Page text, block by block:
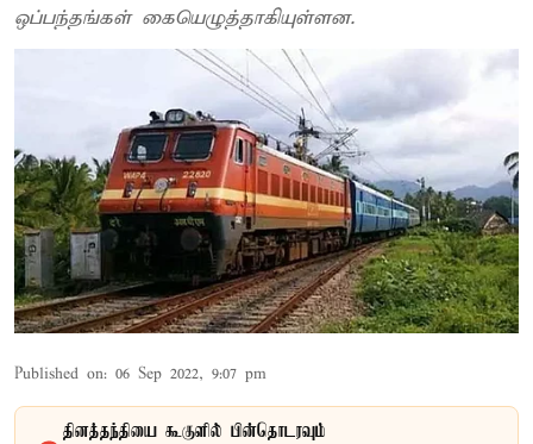
ஒப்பந்தங்கள் கையெழுத்தாகியுள்ளன.
Published on: 06 Sep 2022, 9:07 pm
தினத்தந்தியை கூகுளில் பின்தொடரவும்